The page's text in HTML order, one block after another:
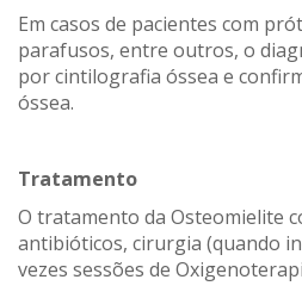
Em casos de pacientes com
parafusos, entre outros, o
por cintilografia óssea e
óssea.
Tratamento
O tratamento da Osteomielite
antibióticos, cirurgia (quando
vezes sessões de